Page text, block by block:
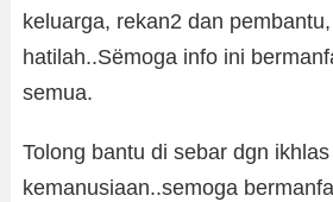
keluarga, rekan2 dan
hatilah..Sëmoga info ini
semua.
Tolong bantu di sebar dgn
kemanusiaan..semoga